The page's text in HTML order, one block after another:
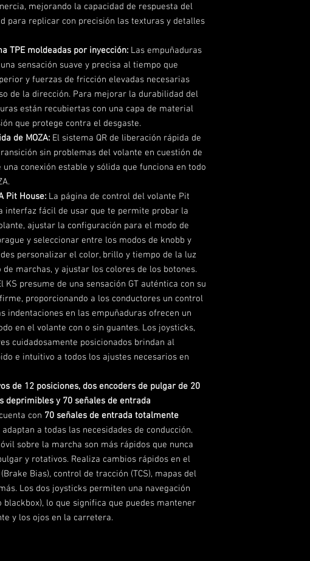
mejorando la capacidad de respuesta del
para replicar con precisión las texturas y detalles
TPE moldeadas por inyección: Las empuñaduras
sensación suave y precisa al tiempo que
y fuerzas de fricción elevadas necesarias
de la dirección. Para mejorar la durabilidad del
están recubiertas con una capa de material
que protege contra el desgaste.
de MOZA: El sistema QR de liberación rápida de
sin problemas del volante en cuestión de
una conexión estable y sólida que funciona en todo
Pit House: La página de control del volante Pit
interfaz fácil de usar que te permite probar la
ajustar la configuración para el modo de
y seleccionar entre los modos de knobb y
personalizar el color, brillo y tiempo de la luz
marchas, y ajustar los colores de los botones.
KS presume de una sensación GT auténtica con su
proporcionando a los conductores un control
indentaciones en las empuñaduras ofrecen un
en el volante con o sin guantes. Los joysticks,
cuidadosamente posicionados brindan al
e intuitivo a todos los ajustes necesarios en
de 12 posiciones, dos encoders de pulgar de 20
deprimibles y 70 señales de entrada
con 70 señales de entrada totalmente
adaptan a todas las necesidades de conducción.
sobre la marcha son más rápidos que nunca
y rotativos. Realiza cambios rápidos en el
Bias), control de tracción (TCS), mapas del
Los dos joysticks permiten una navegación
blackbox), lo que significa que puedes mantener
y los ojos en la carretera.